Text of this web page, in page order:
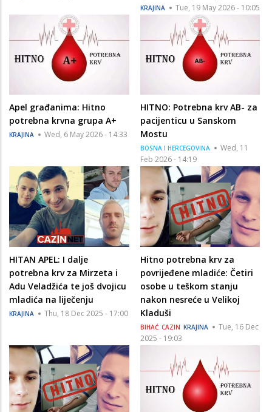
KRAJINA Tue, 19 May 2026 - 10:05
Apel građanima: Hitno
potrebna krvna grupa A+
KRAJINA Wed, 6 May 2026 - 14:33
HITNO: Potrebna krv AB- za
pacijenticu u Sanskom
Mostu
BOSNA I HERCEGOVINA
Wed, 11
Feb 2026 - 14:19
HITAN APEL: I dalje
potrebna krv za Mirzeta i
Adu Veladžića te još dvojicu
mladića na liječenju
KRAJINA Thu, 18 Dec 2025 - 17:00
Hitno potrebna krv za
povrijeđene mladiće: Četiri
osobe u teškom stanju
nakon nesreće u Velikoj
Kladuši
BIHAĆ CAZIN KRAJINA
Tue, 16 Dec
2025 - 19:03